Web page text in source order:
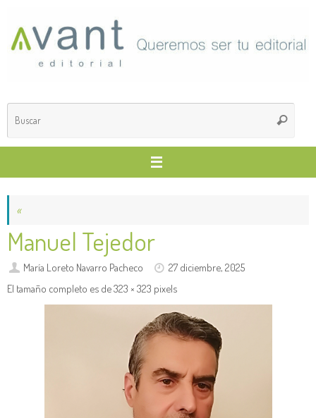
contenido
Buscar
«
Manuel Tejedor
María Loreto Navarro Pacheco
27 diciembre, 2025
El tamaño completo es de323 × 323 pixels